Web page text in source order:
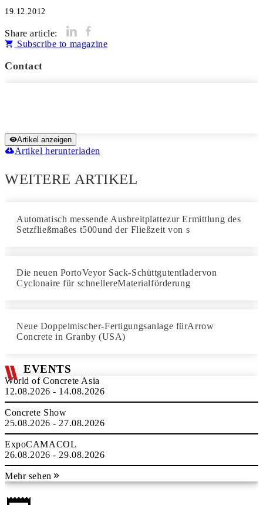
19.12.2012
Share article:
Subscribe to magazine
Contact
Artikel anzeigen
Artikel herunterladen
WEITERE ARTIKEL
Automatisch messende Ausbreitplattezur Ermittlung des
Setzfließmaßes t500und der Fließzeit von s
Die neuen PortoVeyor Sack-Schüttgutentladervon
Cyclonaire für schnellereMaterialförderung
Neue Doppelmischer-Fertigungsanlage fürArrow
Concrete in Granby (USA)
EVENTS
World of Concrete Asia
12.08.2026 - 14.08.2026
Concrete Show
25.08.2026 - 27.08.2026
ExpoCAMACOL
26.08.2026 - 29.08.2026
Mehr sehen